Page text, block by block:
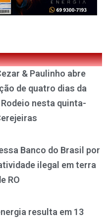
& Paulinho abre
de quatro dias da
nesta quinta-
Banco do Brasil por
ilegal em terra
RO
resulta em 13